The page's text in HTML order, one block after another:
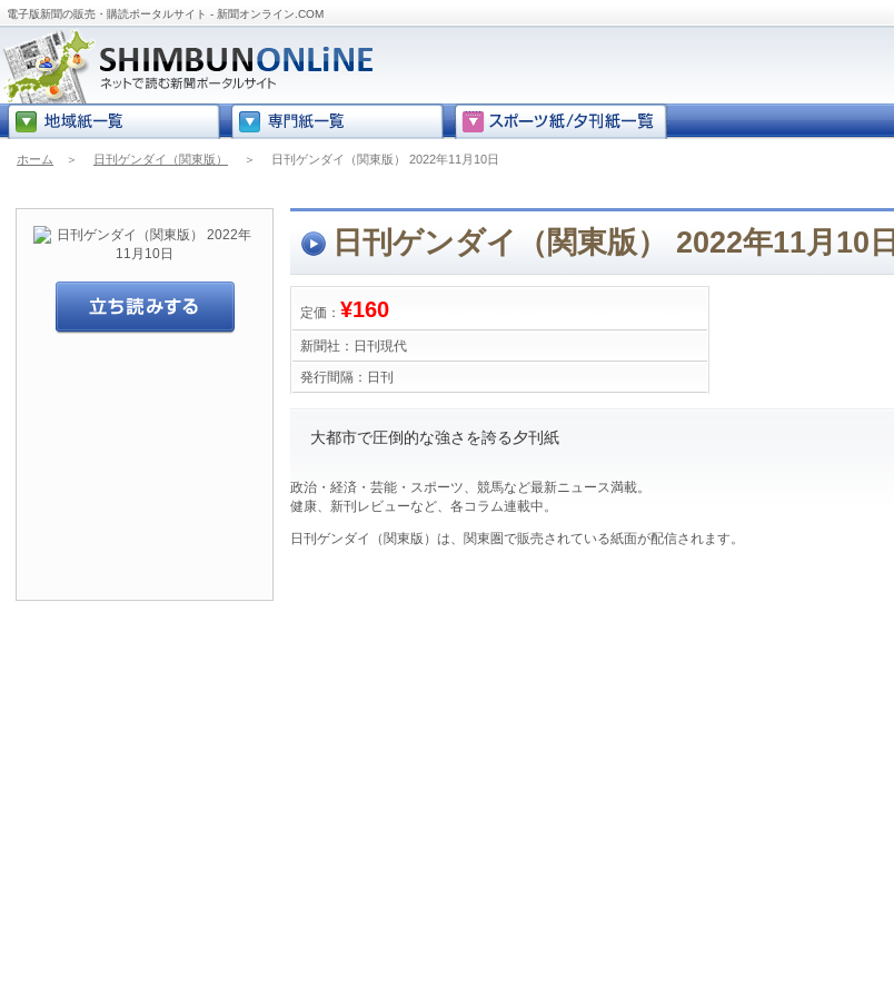
電子版新聞の販売・購読ポータルサイト - 新聞オンライン.COM
ホーム ＞ 日刊ゲンダイ（関東版） ＞ 日刊ゲンダイ（関東版） 2022年11月10日
日刊ゲンダイ（関東版） 2022年11月10日
定価： ¥160
新聞社： 日刊現代
発行間隔： 日刊
大都市で圧倒的な強さを誇る夕刊紙
政治・経済・芸能・スポーツ、競馬など最新ニュース満載。
健康、新刊レビューなど、各コラム連載中。
日刊ゲンダイ（関東版）は、関東圏で販売されている紙面が配信されます。